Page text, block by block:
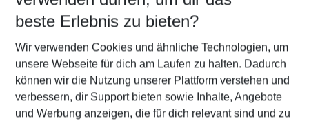
5-8 Nächte
2 Erwachsene Keine Kinder
Mehr Filter anzeigen
beste Erlebnis zu bieten?
Wir verwenden Cookies und ähnliche Technologien, um
unsere Webseite für dich am Laufen zu halten. Dadurch
können wir die Nutzung unserer Plattform verstehen und
verbessern, dir Support bieten sowie Inhalte, Angebote
und Werbung anzeigen, die für dich relevant sind und zu